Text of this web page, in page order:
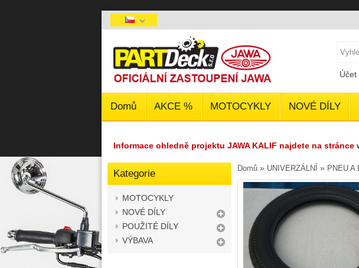
Účet
Domů AKCE % MOTOCYKLY NOVÉ DÍLY
Informace ohledně projektu JAWA KALIF najdete na stránce
Kategorie
MOTOCYKLY
NOVÉ DÍLY
POUŽITÉ DÍLY
VÝBAVA
Domů » UNIVERZÁLNÍ » PNEU A